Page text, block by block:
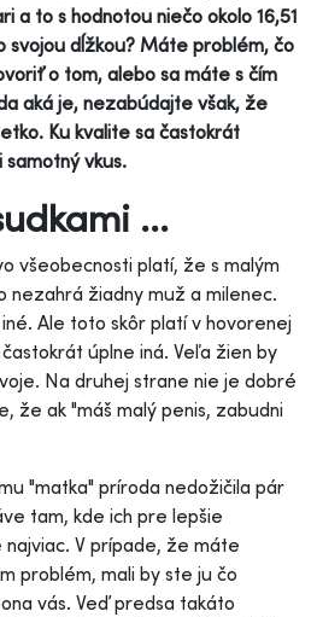
a to s hodnotou niečo okolo 16,51
svojou dĺžkou? Máte problém, čo
o tom, alebo sa máte s čím
aká je, nezabúdajte však, že
Ku kvalite sa častokrát
vkus.
...
všeobecnosti platí, že s malým
nezahrá žiadny muž a milenec.
Ale toto skôr platí v hovorenej
úplne iná. Veľa žien by
Na druhej strane nie je dobré
že ak "máš malý penis, zabudni
"matka" príroda nedožičila pár
tam, kde ich pre lepšie
V prípade, že máte
problém, mali by ste ju čo
vás. Veď predsa takáto